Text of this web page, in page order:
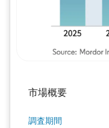
市場概要
調査期間